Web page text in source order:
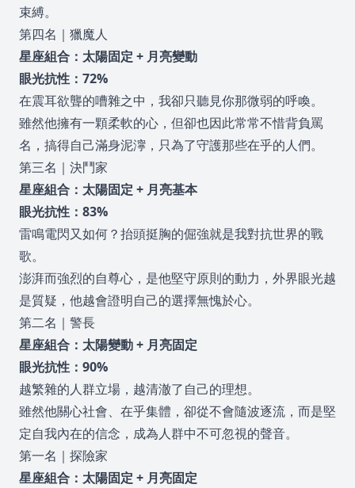
束縛。
第四名｜獵魔人
星座組合：太陽固定 + 月亮變動
眼光抗性：72%
在震耳欲聾的嘈雜之中，我卻只聽見你那微弱的呼喚。
雖然他擁有一顆柔軟的心，但卻也因此常常不惜背負罵
名，搞得自己滿身泥濘，只為了守護那些在乎的人們。
第三名｜決鬥家
星座組合：太陽固定 + 月亮基本
眼光抗性：83%
雷鳴電閃又如何？抬頭挺胸的倔強就是我對抗世界的戰
歌。
澎湃而強烈的自尊心，是他堅守原則的動力，外界眼光越
是質疑，他越會證明自己的選擇無愧於心。
第二名｜警長
星座組合：太陽變動 + 月亮固定
眼光抗性：90%
越繁雜的人群立場，越清澈了自己的理想。
雖然他關心社會、在乎集體，卻從不會隨波逐流，而是堅
定自我內在的信念，成為人群中不可忽視的聲音。
第一名｜探險家
星座組合：太陽固定 + 月亮固定